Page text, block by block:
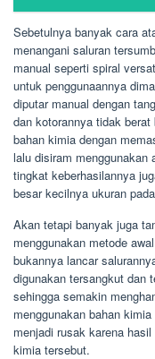
Sebetulnya banyak cara
menangani saluran
manual seperti spiral
untuk penggunaannya
diputar manual dengan
dan kotorannya tidak
bahan kimia dengan
lalu disiram menggunakan
tingkat keberhasilannya
besar kecilnya ukuran
Akan tetapi banyak juga
menggunakan metode
bukannya lancar
digunakan tersangkut dan
sehingga semakin
menggunakan bahan
menjadi rusak karena
kimia tersebut.